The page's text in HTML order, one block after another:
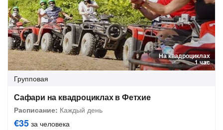
На квадроциклах
1 час
Групповая
Сафари на квадроциклах в Фетхие
Расписание: Каждый день
€35 за человека